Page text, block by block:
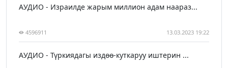
АУДИО - Израилде жарым миллион адам наараз...
4596911 13.03.2023 19:22
АУДИО - Түркиядагы издөө-куткаруу иштерин ...